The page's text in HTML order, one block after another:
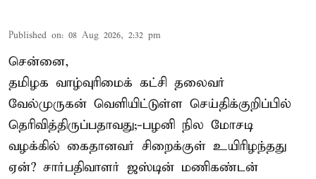
Published on: 08 Aug 2026, 2:32 pm
சென்னை,
தமிழக வாழ்வுரிமைக் கட்சி தலைவர்
வேல்முருகன் வெளியிட்டுள்ள செய்திக்குறிப்பில்
தெரிவித்திருப்பதாவது;-பழனி நில மோசடி
வழக்கில் கைதானவர் சிறைக்குள் உயிரிழந்தது
ஏன்? சார்பதிவாளர் ஜஸ்டின் மணிகண்டன்